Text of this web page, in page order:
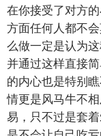
在你接受了对方
方面任何人都不
么做一定是认为
并通过这样直接
的内心也是特别
情更是风马牛不
易，只不过是套